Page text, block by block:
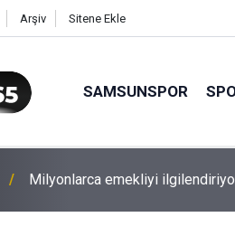
Arşiv Sitene Ekle
SAMSUNSPOR
Milyonlarca emekliyi